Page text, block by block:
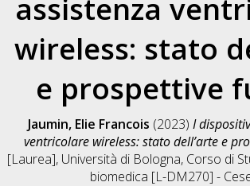
assistenza
wireless: stato
e prospettive
Jaumin, Elie Francois (2023)I
ventricolare wireless: stato dell’arte e
[Laurea], Università di Bologna, Corso di
biomedica [L-DM270] -